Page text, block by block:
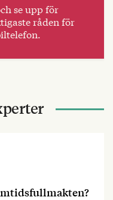
se upp för
råden för